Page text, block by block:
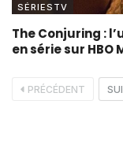
SÉRIESTV
The Conjuring :
en série sur HBO
PRÉCÉDENT